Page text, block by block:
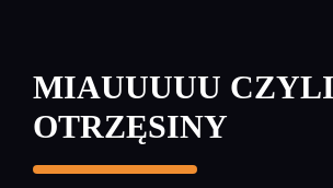
MIAUUUUU CZYLI
OTRZĘSINY